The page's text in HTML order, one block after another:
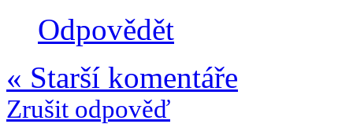
Odpovědět
« Starší komentáře
Zrušit odpověď